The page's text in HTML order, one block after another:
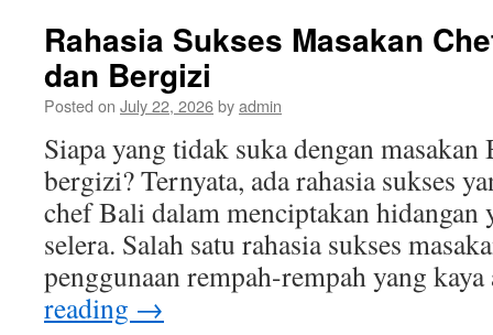
Rahasia Sukses Masakan
dan Bergizi
Posted on July 22, 2026byadmin
Siapa yang tidak suka dengan
bergizi? Ternyata, ada rahasia sukses
chef Bali dalam menciptakan hidangan
selera. Salah satu rahasia sukses
penggunaan rempah-rempah yang
reading →